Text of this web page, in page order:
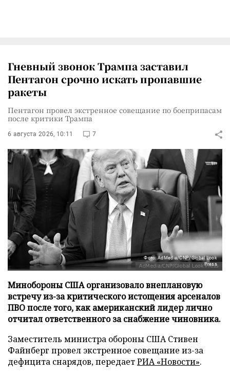
Гневный звонок Трампа заставил
Пентагон срочно искать пропавшие
ракеты
Пентагон провел экстренное совещание по боеприпасам
после критики Трампа
6 августа 2026, 10:11 7
Фото: AdMedia/CNP/Global Look
Press
Минобороны США организовало внеплановую
встречу из-за критического истощения арсеналов
ПВО после того, как американский лидер лично
отчитал ответственного за снабжение чиновника.
Заместитель министра обороны США Стивен
Файнберг провел экстренное совещание из-за
дефицита снарядов, передаетРИА «Новости».